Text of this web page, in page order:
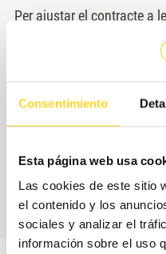
Consentimiento
Esta página web usa
Las cookies de este sitio
el contenido y los
sociales y analizar el
información sobre el uso
Per ajustar el contracte a
pressupost, a FAIN et
flexible, en què
addicional al teu